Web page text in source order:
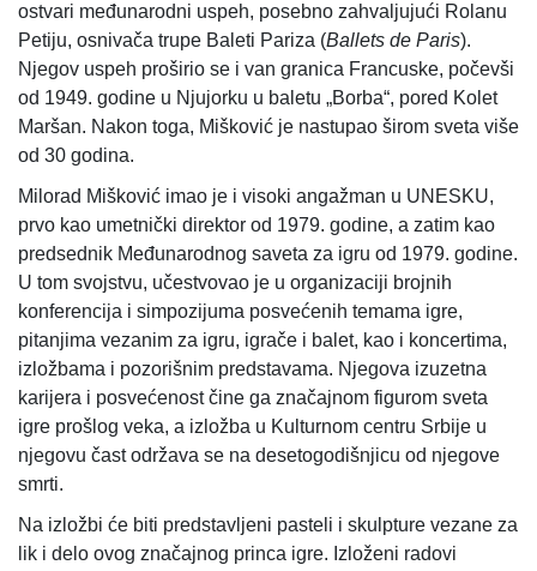
ostvari međunarodni uspeh, posebno zahvaljujući Rolanu
Petiju, osnivača trupe Baleti Pariza (Ballets de Paris).
Njegov uspeh proširio se i van granica Francuske, počevši
od 1949. godine u Njujorku u baletu „Borba“, pored Kolet
Maršan. Nakon toga, Mišković je nastupao širom sveta više
od 30 godina.
Milorad Mišković imao je i visoki angažman u UNESKU,
prvo kao umetnički direktor od 1979. godine, a zatim kao
predsednik Međunarodnog saveta za igru od 1979. godine.
U tom svojstvu, učestvovao je u organizaciji brojnih
konferencija i simpozijuma posvećenih temama igre,
pitanjima vezanim za igru, igrače i balet, kao i koncertima,
izložbama i pozorišnim predstavama. Njegova izuzetna
karijera i posvećenost čine ga značajnom figurom sveta
igre prošlog veka, a izložba u Kulturnom centru Srbije u
njegovu čast održava se na desetogodišnjicu od njegove
smrti.
Na izložbi će biti predstavljeni pasteli i skulpture vezane za
lik i delo ovog značajnog princa igre. Izloženi radovi